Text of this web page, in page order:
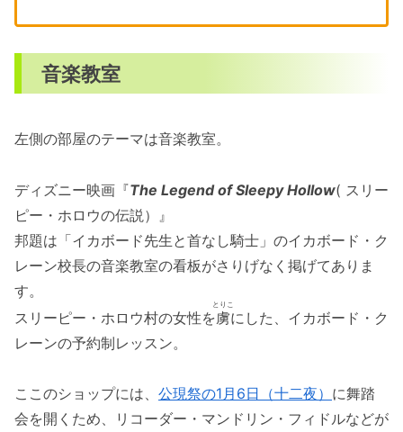
音楽教室
左側の部屋のテーマは音楽教室。
ディズニー映画『The Legend of Sleepy Hollow( スリー
ピー・ホロウの伝説）』
邦題は「イカボード先生と首なし騎士」のイカボード・ク
レーン校長の音楽教室の看板がさりげなく掲げてありま
す。
スリーピー・ホロウ村の女性を虜
とりこ
にした、イカボード・ク
レーンの予約制レッスン。
ここのショップには、 公現祭の1月6日（十二夜） に舞踏
会を開くため、リコーダー・マンドリン・フィドルなどが